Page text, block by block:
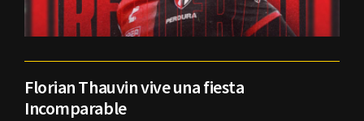
Florian Thauvin vive una fiesta
Incomparable